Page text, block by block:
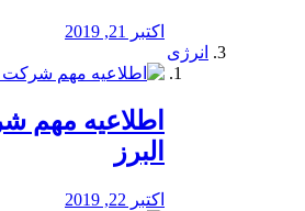
اکتبر 21, 2019
انرژی
️اطلاعیه مهم
البرز
اکتبر 22, 2019